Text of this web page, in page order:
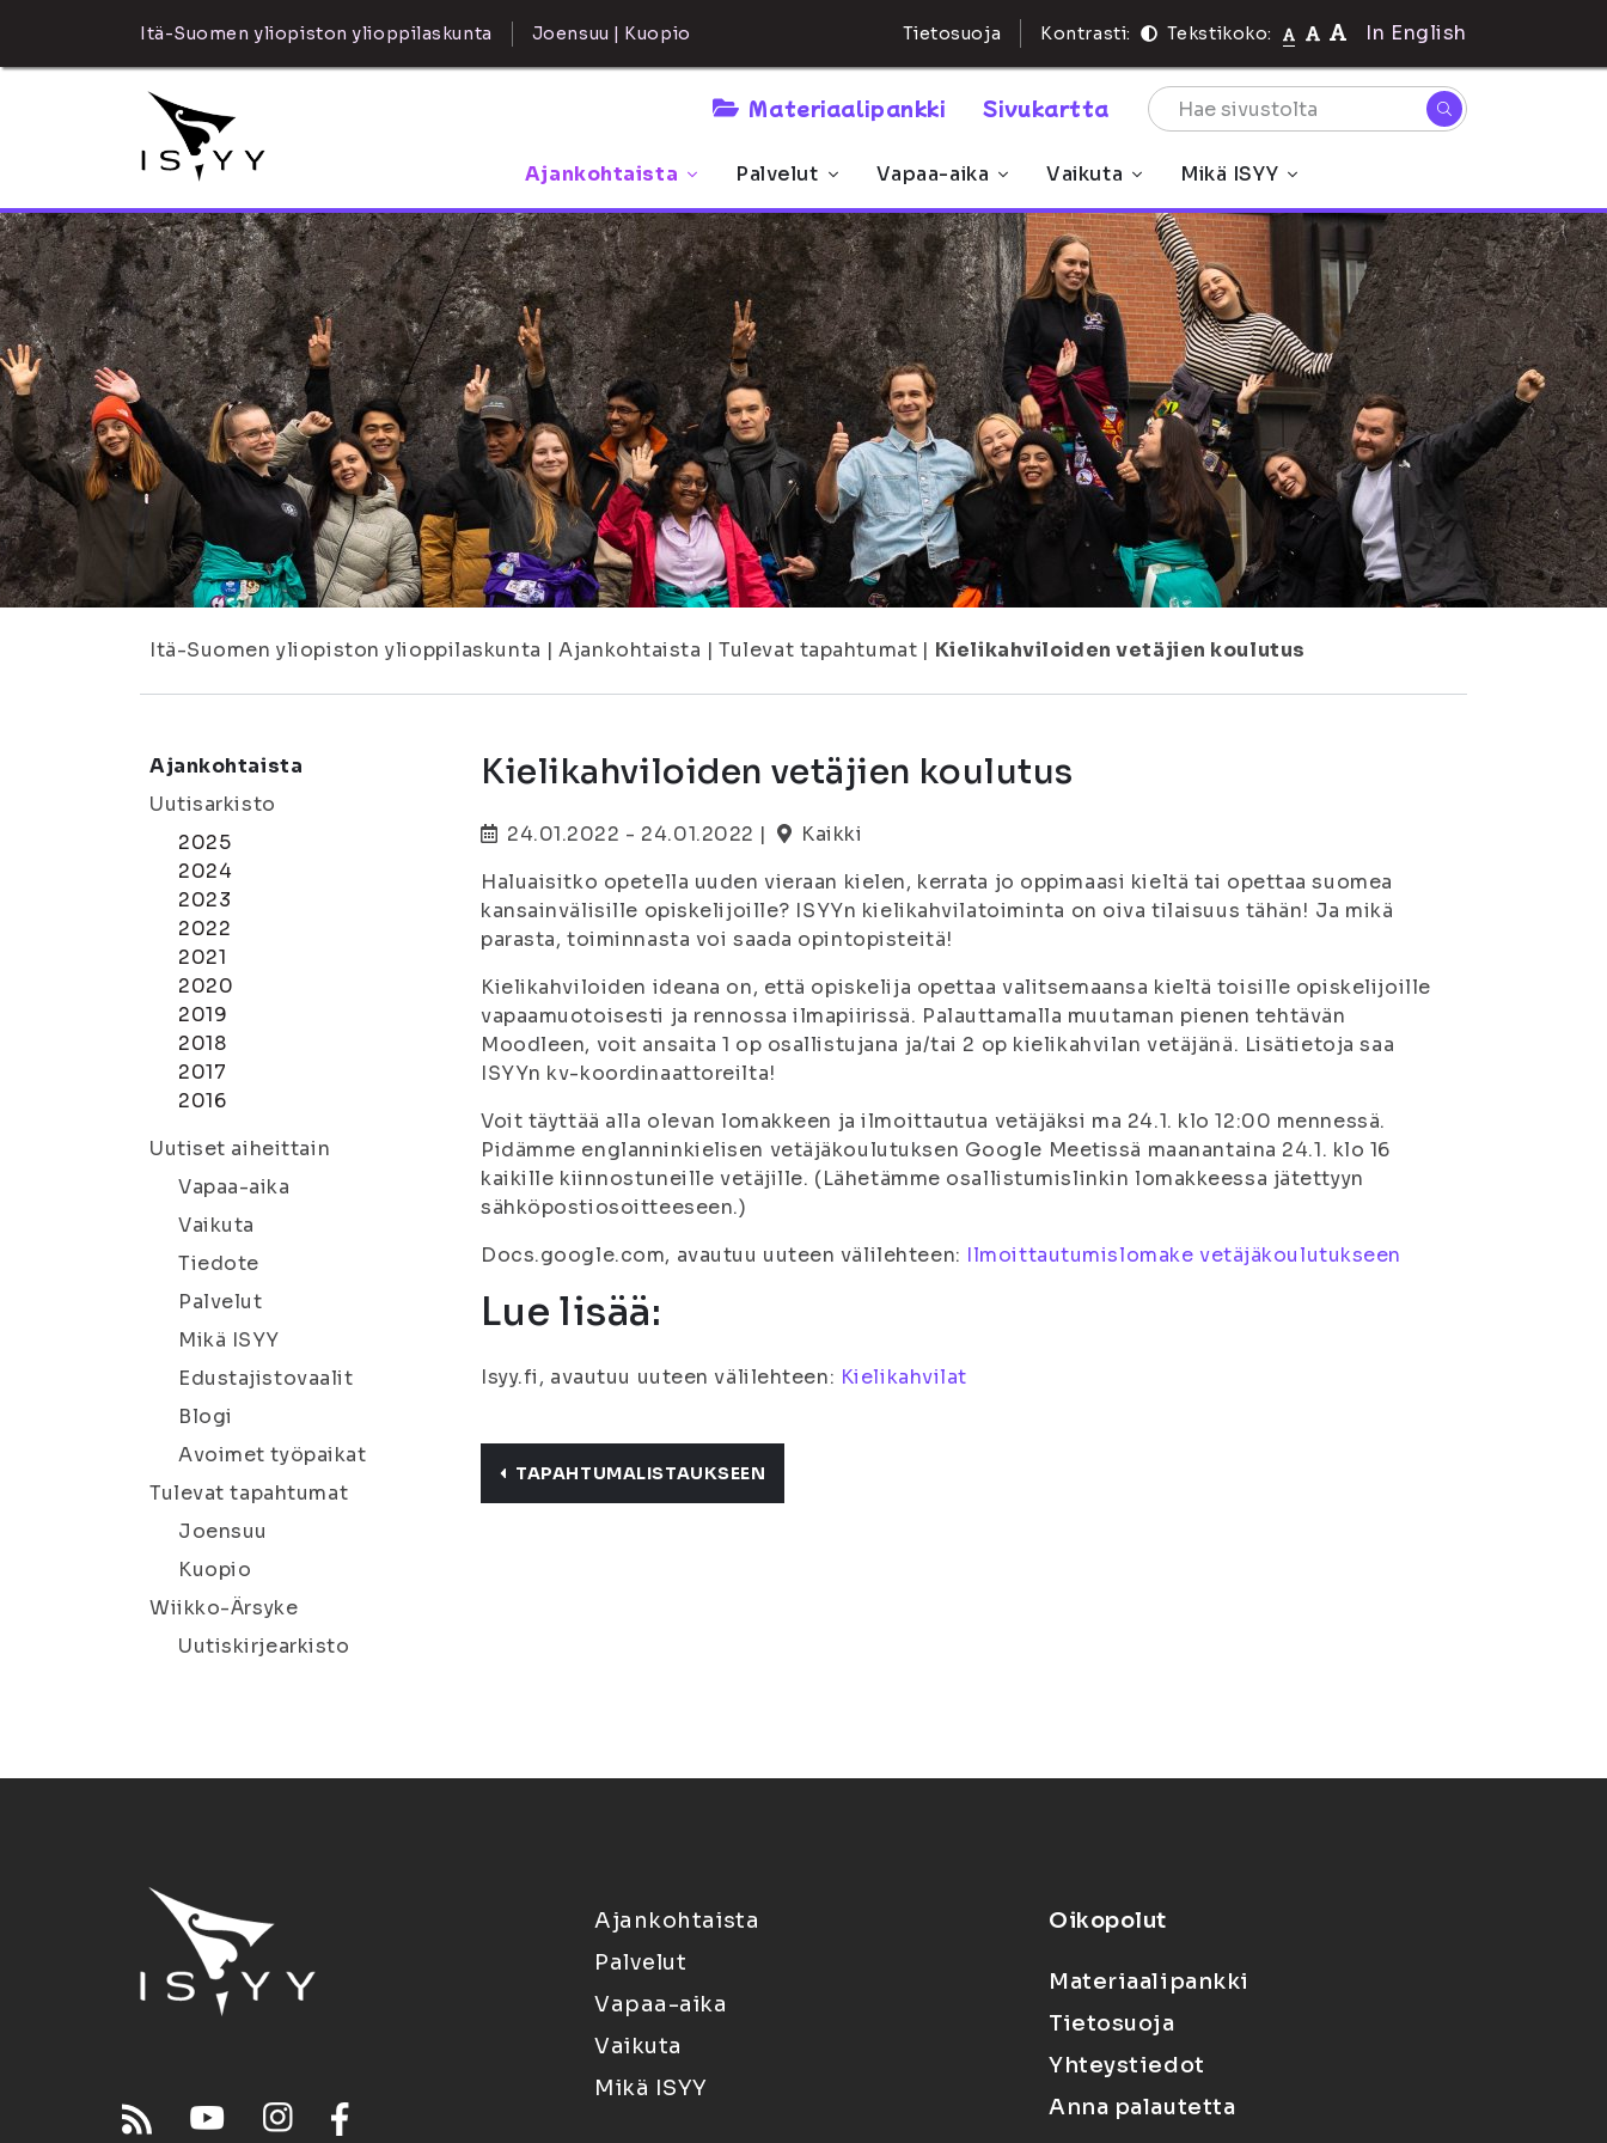
Itä-Suomen yliopiston ylioppilaskunta Joensuu | Kuopio Tietosuoja Kontrasti: Tekstikoko: In English
Materiaalipankki Sivukartta
Ajankohtaista Palvelut Vapaa-aika Vaikuta Mikä ISYY
Itä-Suomen yliopiston ylioppilaskunta | Ajankohtaista | Tulevat tapahtumat | Kielikahviloiden vetäjien koulutus
Ajankohtaista
Uutisarkisto
2025
2024
2023
2022
2021
2020
2019
2018
2017
2016
Uutiset aiheittain
Vapaa-aika
Vaikuta
Tiedote
Palvelut
Mikä ISYY
Edustajistovaalit
Blogi
Avoimet työpaikat
Tulevat tapahtumat
Joensuu
Kuopio
Wiikko-Ärsyke
Uutiskirjearkisto
Kielikahviloiden vetäjien koulutus
24.01.2022 - 24.01.2022 |
Kaikki
Haluaisitko opetella uuden vieraan kielen, kerrata jo oppimaasi kieltä tai opettaa suomea
kansainvälisille opiskelijoille? ISYYn kielikahvilatoiminta on oiva tilaisuus tähän! Ja mikä
parasta, toiminnasta voi saada opintopisteitä!
Kielikahviloiden ideana on, että opiskelija opettaa valitsemaansa kieltä toisille opiskelijoille
vapaamuotoisesti ja rennossa ilmapiirissä. Palauttamalla muutaman pienen tehtävän
Moodleen, voit ansaita 1 op osallistujana ja/tai 2 op kielikahvilan vetäjänä. Lisätietoja saa
ISYYn kv-koordinaattoreilta!
Voit täyttää alla olevan lomakkeen ja ilmoittautua vetäjäksi ma 24.1. klo 12:00 mennessä.
Pidämme englanninkielisen vetäjäkoulutuksen Google Meetissä maanantaina 24.1. klo 16
kaikille kiinnostuneille vetäjille. (Lähetämme osallistumislinkin lomakkeessa jätettyyn
sähköpostiosoitteeseen.)
Docs.google.com, avautuu uuteen välilehteen: Ilmoittautumislomake vetäjäkoulutukseen
Lue lisää:
Isyy.fi, avautuu uuteen välilehteen: Kielikahvilat
TAPAHTUMALISTAUKSEEN
Ajankohtaista
Palvelut
Vapaa-aika
Vaikuta
Mikä ISYY
Oikopolut
Materiaalipankki
Tietosuoja
Yhteystiedot
Anna palautetta